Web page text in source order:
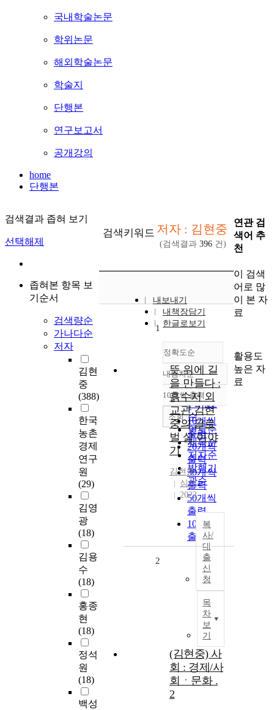
국내학술논문
학위논문
해외학술논문
학술지
단행본
연구보고서
공개강의
home
단행본
검색결과 좁혀 보기
선택해제
좁혀본 항목 보
기순서
검색량순
가나다순
저자
김현
중
(388)
한국
농촌
경제
연구
원
(29)
김영
광
(18)
김용
수
(18)
홍종
현
(18)
정석
원
(18)
백성
검색키워드 저자 : 김현중
(검색결과 396 건)
내보내기
내책장담기
한글로보기
정확도순
정확도
순
인기도
순
연도순
제목순
저자순
발행기
관순
내림차순
내림차순
10개씩 출력
10개씩
출력
20개씩
출력
30개씩
출력
50개씩
출력
100개씩
출력
조회
1
뜻 위에 길
을 만들다 :
흙수저 외
교관 김현
중의 글로
벌 삶 이야
기
김현중
심지
2022
복
사/
대
출
신
청
목
차
보
기
2
(김현중) 사
회 : 경제/사
회ㆍ문화 .
2
연관 검
색어 추
천
이 검색
어로 많
이 본 자
료
활용도
높은 자
료